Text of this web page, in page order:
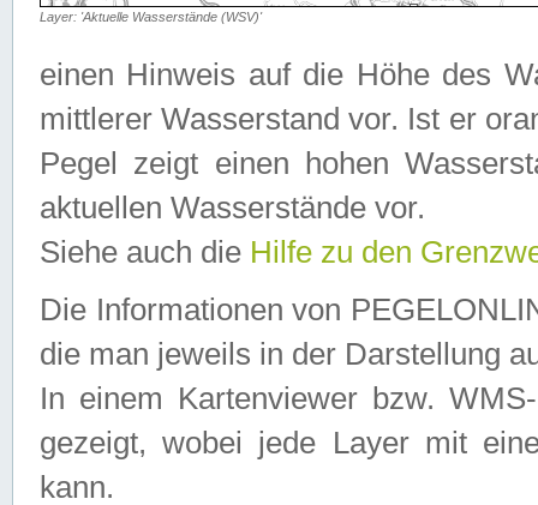
Layer: 'Aktuelle Wasserstände (WSV)'
einen Hinweis auf die Höhe des
mittlerer Wasserstand vor. Ist er
Pegel zeigt einen hohen
aktuellen Wasserstände vor.
Siehe auch die Hilfe zu den
Die Informationen von
die man jeweils in der Darstellung
In einem Kartenviewer bzw.
gezeigt, wobei jede Layer mit
kann.